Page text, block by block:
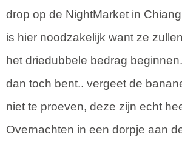
drop op de NightMarket in
is hier noodzakelijk want ze
het driedubbele bedrag
dan toch bent.. vergeet de
niet te proeven, deze zijn echt
Overnachten in een dorpje aan